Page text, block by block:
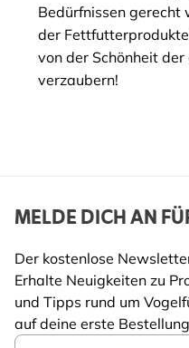
Bedürfnissen gerecht
der
von der Schönheit
verzaubern!
MELDE DICH AN
Der kostenlose
Erhalte Neuigkeiten zu
und Tipps rund um
auf deine erste
Email Address